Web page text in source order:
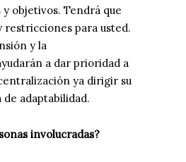
objetivos. Tendrá que
restricciones para usted.
y la
a dar prioridad a
ya dirigir su
de adaptabilidad.
involucradas?